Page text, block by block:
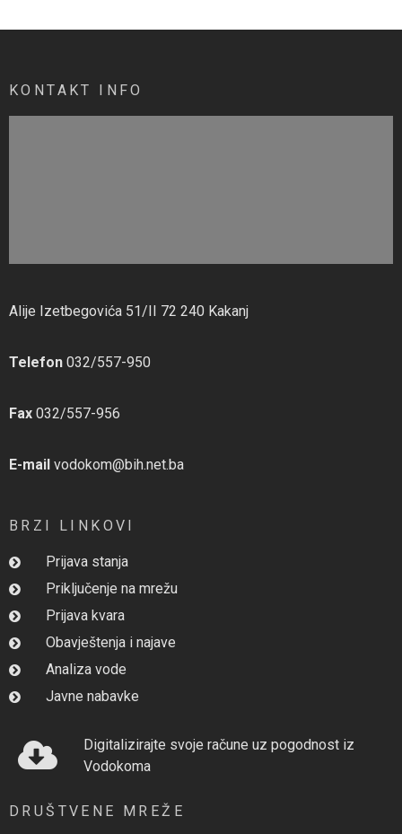
KONTAKT INFO
Alije Izetbegovića 51/II 72 240 Kakanj
Telefon 032/557-950
Fax 032/557-956
E-mail vodokom@bih.net.ba
BRZI LINKOVI
Prijava stanja
Priključenje na mrežu
Prijava kvara
Obavještenja i najave
Analiza vode
Javne nabavke
Digitalizirajte svoje račune uz pogodnost iz
Vodokoma
DRUŠTVENE MREŽE